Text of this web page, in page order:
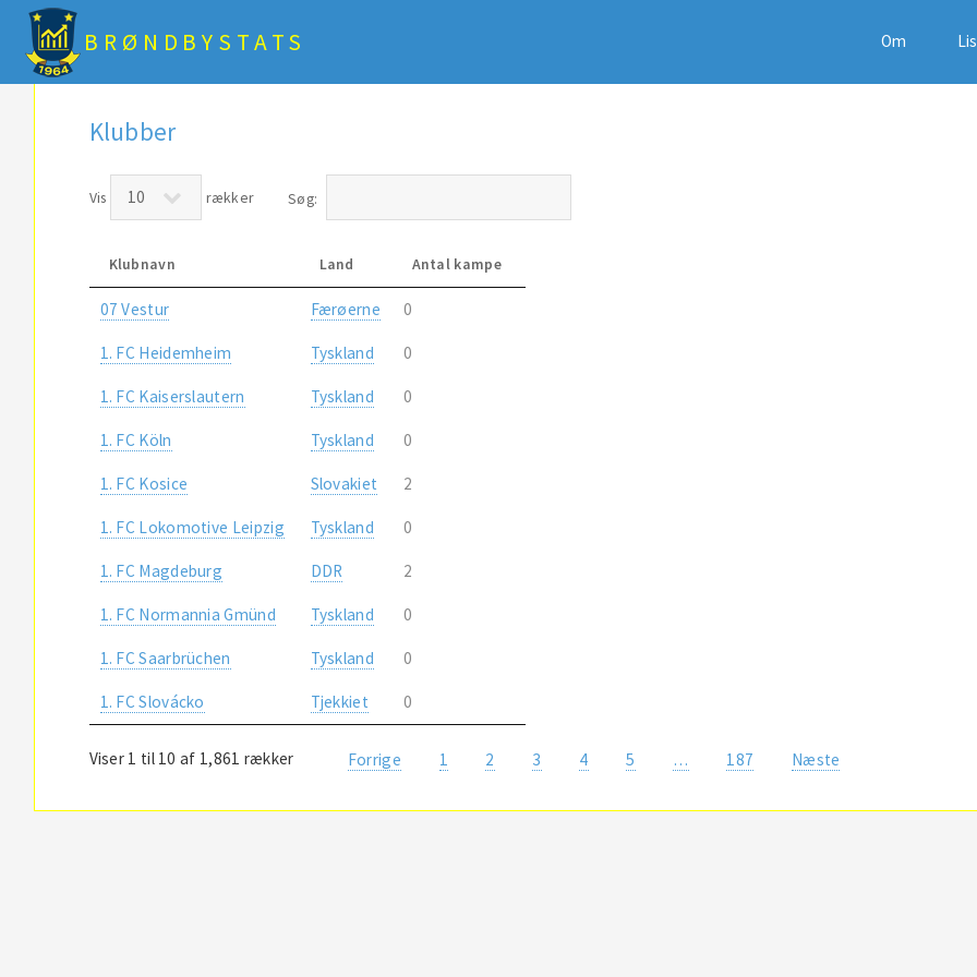
BRØNDBYSTATS Om
Klubber
Vis rækker Søg:
Klubnavn Land Antal kampe
07 Vestur Færøerne 0
1. FC Heidemheim Tyskland 0
1. FC Kaiserslautern Tyskland 0
1. FC Köln Tyskland 0
1. FC Kosice Slovakiet 2
1. FC Lokomotive Leipzig Tyskland 0
1. FC Magdeburg DDR 2
1. FC Normannia Gmünd Tyskland 0
1. FC Saarbrüchen Tyskland 0
1. FC Slovácko Tjekkiet 0
Viser 1 til 10 af 1,861 rækker Forrige 1 2 3 4 5 … 187 Næste